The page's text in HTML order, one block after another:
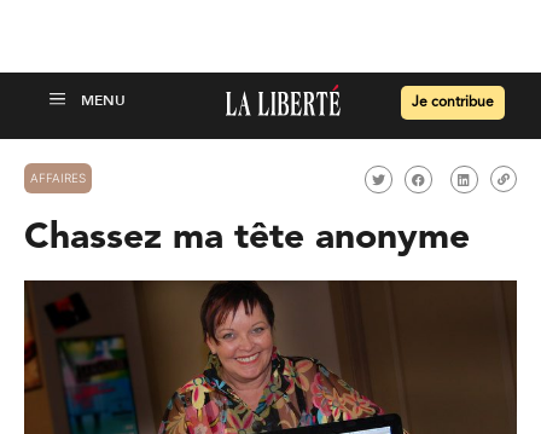
Je contribue
AFFAIRES
Chassez ma tête anonyme